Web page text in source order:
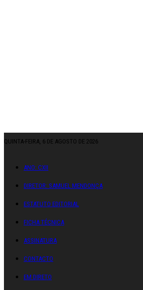
QUINTA-FEIRA, 6 DE AGOSTO DE 2026
ANO: CXII
DIRETOR: SAMUEL MENDONÇA
ESTATUTO EDITORIAL
FICHA TÉCNICA
ASSINATURA
CONTACTO
EM DIRETO